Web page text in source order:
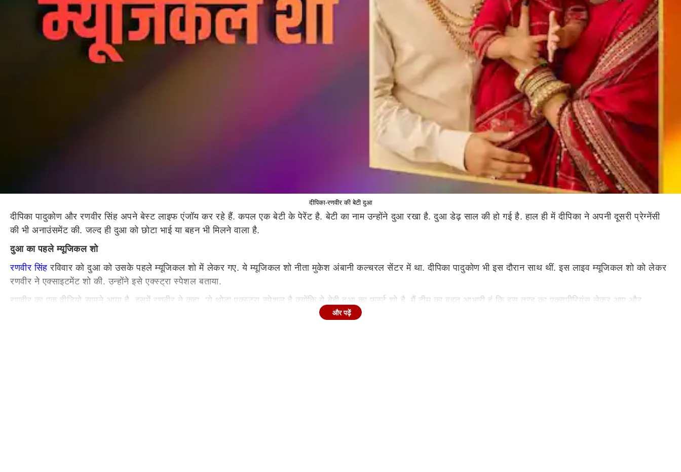
दीपिका-रणवीर की बेटी दुआ
दीपिका पादुकोण और रणवीर सिंह अपने बेस्ट लाइफ एंजॉय कर रहे हैं. कपल एक बेटी के पेरेंट है. बेटी का नाम उन्होंने दुआ रखा है. दुआ डेढ़ साल की हो गई है. हाल ही में दीपिका ने अपनी दूसरी प्रेग्नेंसी
की भी अनाउंसमेंट की. जल्द ही दुआ को छोटा भाई या बहन भी मिलने वाला है.
दुआ का पहले म्यूजिकल शो
रणवीर सिंह रविवार को दुआ को उसके पहले म्यूजिकल शो में लेकर गए. ये म्यूजिकल शो नीता मुकेश अंबानी कल्चरल सेंटर में था. दीपिका पादुकोण भी इस दौरान साथ थीं. इस लाइव म्यूजिकल शो को लेकर
रणवीर ने एक्साइटमेंट शो की. उन्होंने इसे एक्स्ट्रा स्पेशल बताया.
रणवीर का एक वीडियो सामने आया है. इसमें रणवीर ने कहा, 'ये थोड़ा एक्स्ट्रा स्पेशल है क्योंकि ये बेबी दुआ का फर्स्ट शो है. मैं टीम का बहुत आभारी हूं कि इस तरह का एक्सपीरियंस लेकर आए और
और पढ़ें